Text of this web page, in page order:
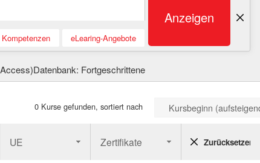
eLearing-Angebote
Anzeigen
Fortgeschrittene
0 Kurse gefunden, sortiert nach Kursbeginn
UE Zertifikate Zurücksetzen